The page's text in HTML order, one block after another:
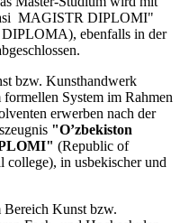
MAGISTR DIPLOMI"
ebenfalls in der
bzw. Kunsthandwerk
System im Rahmen
erwerben nach der
"O’zbekiston
(Republic of
in usbekischer und
Kunst bzw.